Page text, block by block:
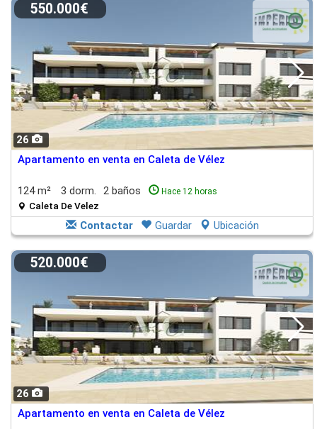
26
550.000€
Apartamento en venta en Caleta de Vélez
124 m² 3 dorm. 2 baños Hace 12 horas
Caleta De Velez
Contactar Guardar Ubicación
26
520.000€
Apartamento en venta en Caleta de Vélez